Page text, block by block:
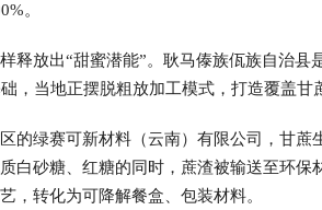
。
释放出“甜蜜潜能”。耿马傣族佤族自治县
，当地正摆脱粗放加工模式，打造覆盖甘
的绿赛可新材料（云南）有限公司，甘蔗
白砂糖、红糖的同时，蔗渣被输送至环保
，转化为可降解餐盒、包装材料。